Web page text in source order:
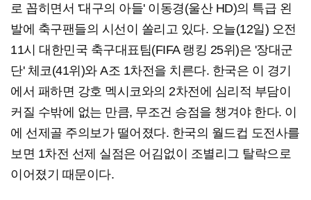
로 꼽히면서 '대구의 아들' 이동경(울산 HD)의 특급 왼
발에 축구팬들의 시선이 쏠리고 있다. 오늘(12일) 오전
11시 대한민국 축구대표팀(FIFA 랭킹 25위)은 '장대군
단' 체코(41위)와 A조 1차전을 치른다. 한국은 이 경기
에서 패하면 강호 멕시코와의 2차전에 심리적 부담이
커질 수밖에 없는 만큼, 무조건 승점을 챙겨야 한다. 이
에 선제골 주의보가 떨어졌다. 한국의 월드컵 도전사를
보면 1차전 선제 실점은 어김없이 조별리그 탈락으로
이어졌기 때문이다.